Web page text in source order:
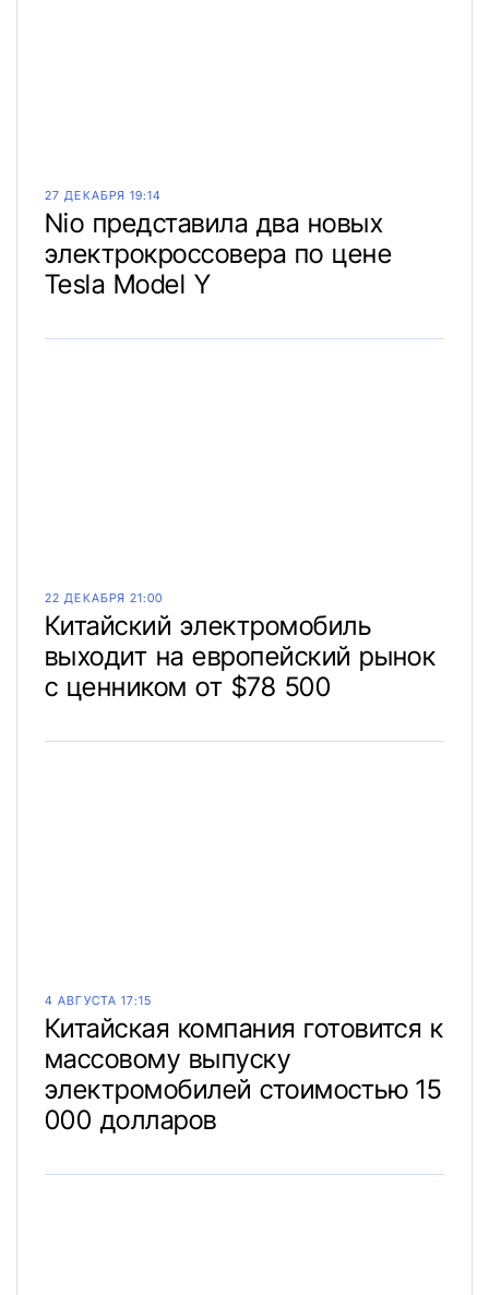
27 ДЕКАБРЯ 19:14
Nio представила два новых
электрокроссовера по цене
Tesla Model Y
22 ДЕКАБРЯ 21:00
Китайский электромобиль
выходит на европейский рынок
с ценником от $78 500
4 АВГУСТА 17:15
Китайская компания готовится к
массовому выпуску
электромобилей стоимостью 15
000 долларов